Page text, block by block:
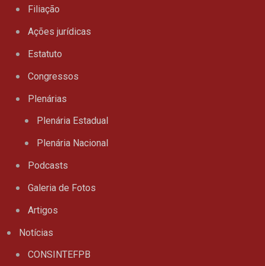
Filiação
Ações jurídicas
Estatuto
Congressos
Plenárias
Plenária Estadual
Plenária Nacional
Podcasts
Galeria de Fotos
Artigos
Notícias
CONSINTEFPB